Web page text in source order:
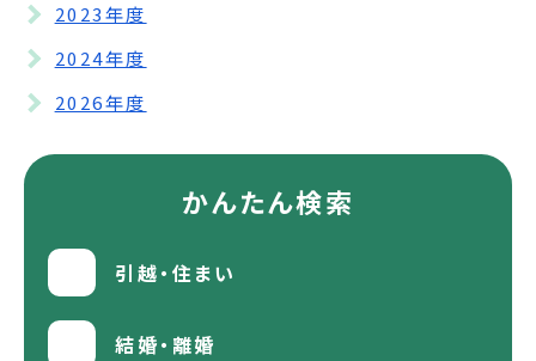
2023年度
2024年度
2026年度
かんたん検索
引越・住まい
結婚・離婚